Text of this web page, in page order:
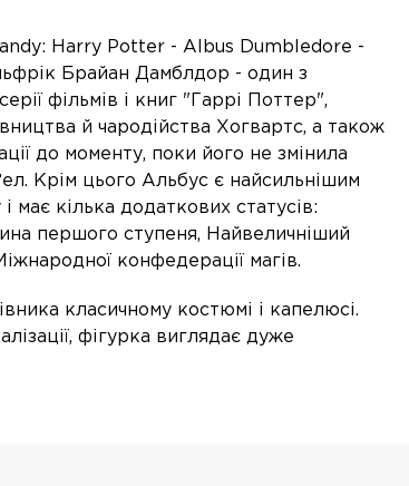
Harry Potter - Albus Dumbledore -
Брайан Дамблдор - один з
фільмів і книг "Гаррі Поттер",
й чародійства Хогвартс, а також
до моменту, поки його не змінила
Крім цього Альбус є найсильнішим
має кілька додаткових статусів:
першого ступеня, Найвеличніший
конфедерації магів.
класичному костюмі і капелюсі.
фігурка виглядає дуже